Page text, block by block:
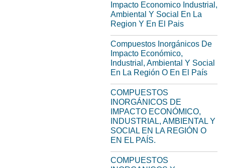
Impacto Economico Industrial,
Ambiental Y Social En La
Region Y En El Pais
Compuestos Inorgánicos De
Impacto Económico,
Industrial, Ambiental Y Social
En La Región O En El País
COMPUESTOS
INORGÁNICOS DE
IMPACTO ECONÓMICO,
INDUSTRIAL, AMBIENTAL Y
SOCIAL EN LA REGIÓN O
EN EL PAÍS.
COMPUESTOS